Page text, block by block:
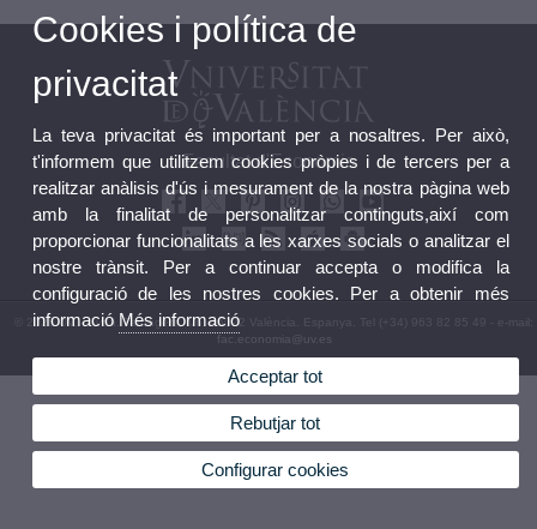
Facultat d'Economia
© 2026 UV. - Avda. Tarongers, s/n. 46022 València. Espanya. Tel (+34) 963 82 85 49 - e-mail:
fac.economia@uv.es
Política privacitat
Cookies i política de
privacitat
La teva privacitat és important per a nosaltres. Per això,
t'informem que utilitzem cookies pròpies i de tercers per a
realitzar anàlisis d'ús i mesurament de la nostra pàgina web
amb la finalitat de personalitzar continguts,així com
proporcionar funcionalitats a les xarxes socials o analitzar el
nostre trànsit. Per a continuar accepta o modifica la
configuració de les nostres cookies. Per a obtenir més
informació Més informació
Acceptar tot
Rebutjar tot
Configurar cookies